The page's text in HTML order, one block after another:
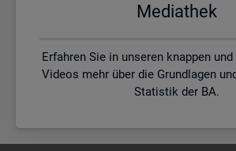
Me­dia­thek
Erfahren Sie in unseren knappen
Videos mehr über die Grundlagen
Statistik der BA.